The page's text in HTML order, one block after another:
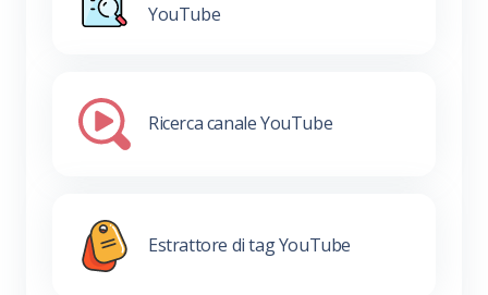
YouTube
Ricerca canale YouTube
Estrattore di tag YouTube